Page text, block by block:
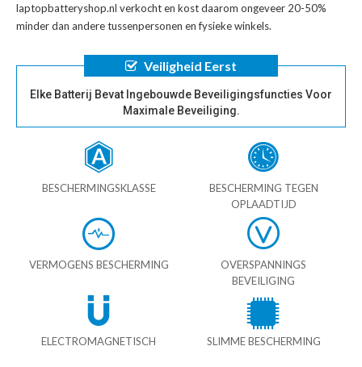
laptopbatteryshop.nl verkocht en kost daarom ongeveer 20-50%
minder dan andere tussenpersonen en fysieke winkels.
Veiligheid Eerst
Elke Batterij Bevat Ingebouwde Beveiligingsfuncties Voor
Maximale Beveiliging.
BESCHERMINGSKLASSE
BESCHERMING TEGEN
OPLAADTIJD
VERMOGENS BESCHERMING
OVERSPANNINGS
BEVEILIGING
ELECTROMAGNETISCH SLIMME BESCHERMING